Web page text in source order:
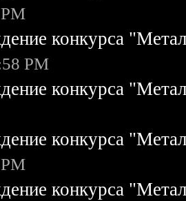
конкурса
PM
конкурса
конкурса
конкурса